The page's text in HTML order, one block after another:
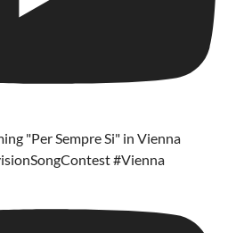
"Per Sempre Si" in Vienna
#Vienna